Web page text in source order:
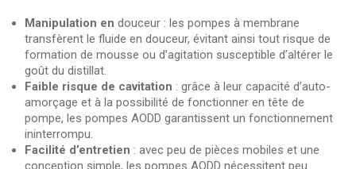
Manipulation en douceur : les pompes à membrane
transfèrent le fluide en douceur, évitant ainsi tout risque de
formation de mousse ou d’agitation susceptible d’altérer le
goût du distillat.
Faible risque de cavitation : grâce à leur capacité d’auto-
amorçage et à la possibilité de fonctionner en tête de
pompe, les pompes AODD garantissent un fonctionnement
ininterrompu.
Facilité d’entretien : avec peu de pièces mobiles et une
conception simple, les pompes AODD nécessitent peu